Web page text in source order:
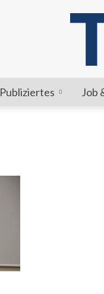
Publiziertes Job